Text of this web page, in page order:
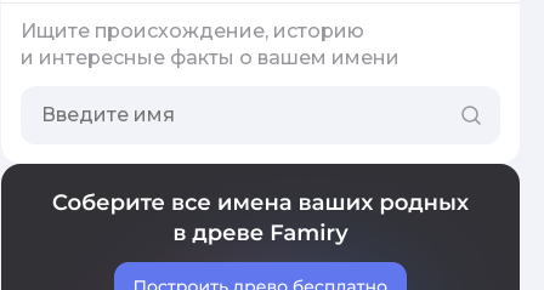
Ищите происхождение, историю
и интересные факты о вашем имени